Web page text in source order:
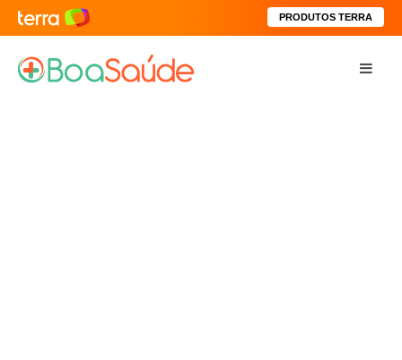
PRODUTOS TERRA